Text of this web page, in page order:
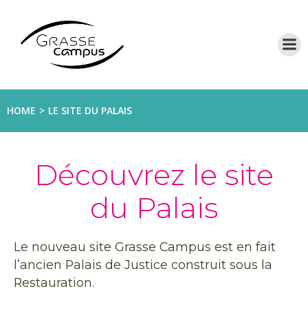
HOME LE SITE DU PALAIS
Découvrez le site
du Palais
Le nouveau site Grasse Campus est en fait
l’ancien Palais de Justice construit sous la
Restauration.